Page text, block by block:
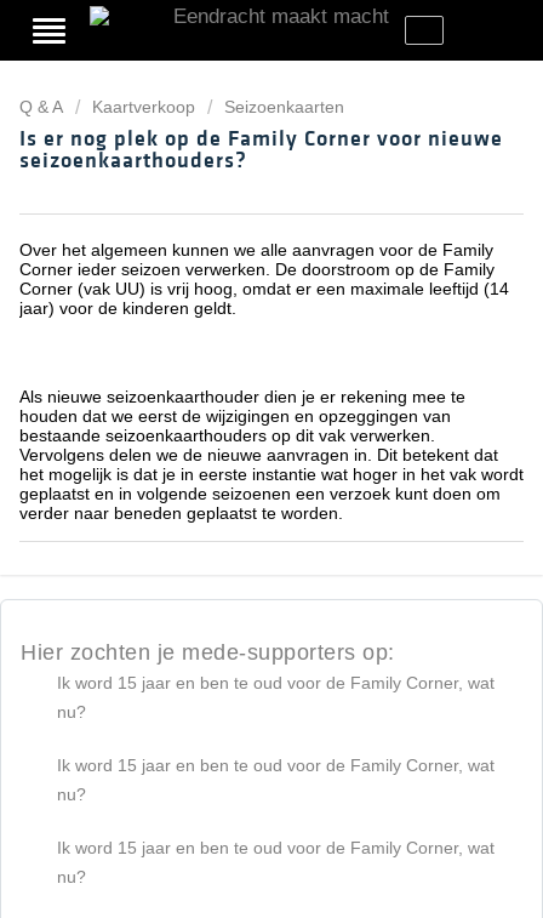
Q & A Kaartverkoop Seizoenkaarten
Is er nog plek op de Family Corner voor nieuwe
seizoenkaarthouders?
Over het algemeen kunnen we alle aanvragen voor de Family
Corner ieder seizoen verwerken. De doorstroom op de Family
Corner (vak UU) is vrij hoog, omdat er een maximale leeftijd (14
jaar) voor de kinderen geldt.
Als nieuwe seizoenkaarthouder dien je er rekening mee te
houden dat we eerst de wijzigingen en opzeggingen van
bestaande seizoenkaarthouders op dit vak verwerken.
Vervolgens delen we de nieuwe aanvragen in. Dit betekent dat
het mogelijk is dat je in eerste instantie wat hoger in het vak wordt
geplaatst en in volgende seizoenen een verzoek kunt doen om
verder naar beneden geplaatst te worden.
Hier zochten je mede-supporters op:
Ik word 15 jaar en ben te oud voor de Family Corner, wat
nu?
Ik word 15 jaar en ben te oud voor de Family Corner, wat
nu?
Ik word 15 jaar en ben te oud voor de Family Corner, wat
nu?